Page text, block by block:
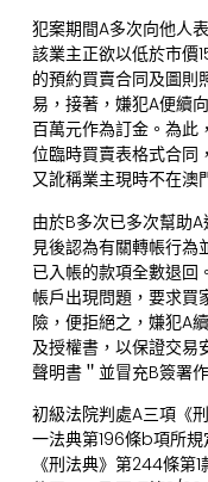
犯案期間A多次向他人
該業主正欲以低於市價
的預約買賣合同及圖則
易，接著，嫌犯A便續
百萬元作為訂金。為此
位臨時買賣表格式合同
又訛稱業主現時不在澳
由於B多次已多次幫助
見後認為有關轉帳行為
已入帳的款項全數退回
帳戶出現問題，要求買
險，便拒絕之，嫌犯A
及授權書，以保證交易
聲明書＂並冒充B簽署
初級法院判處A三項《
一法典第196條b項所
《刑法典》第244條